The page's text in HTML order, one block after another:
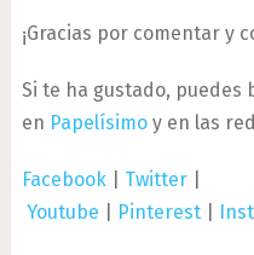
¡Gracias por comentar y
Si te ha gustado, puedes
en Papelísimoy en las
Facebook| Twitter
Youtube
Pinterest|